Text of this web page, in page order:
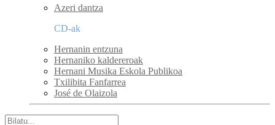
Azeri dantza
CD-ak
Hernanin entzuna
Hernaniko kaldereroak
Hernani Musika Eskola Publikoa
Txilibita Fanfarrea
José de Olaizola